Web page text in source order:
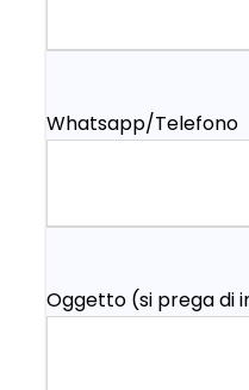
Whatsapp/Telefono
Oggetto (si prega di